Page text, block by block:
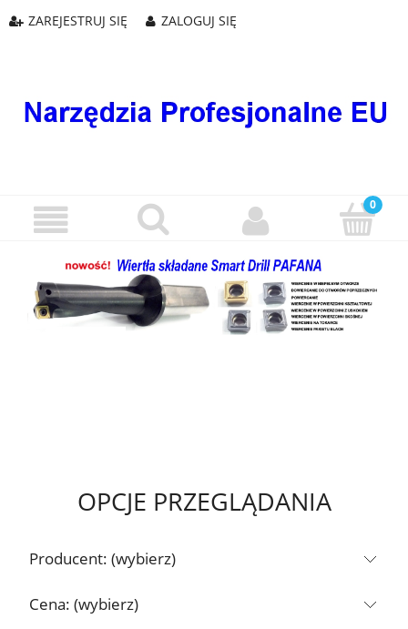
ZAREJESTRUJ SIĘ ZALOGUJ SIĘ
OPCJE PRZEGLĄDANIA
Producent: (wybierz)
Cena: (wybierz)